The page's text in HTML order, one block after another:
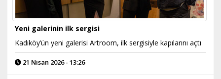
Yeni galerinin ilk sergisi
Kadıköy’ün yeni galerisi Artroom, ilk sergisiyle kapılarını açtı
21 Nisan 2026 - 13:26